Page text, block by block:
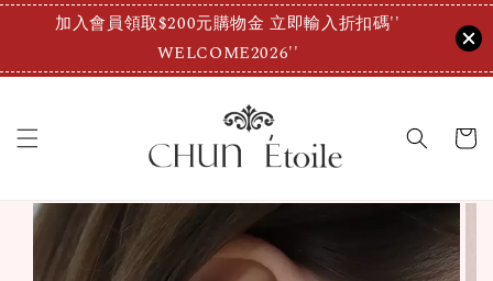
加入會員領取$200元購物金 立即輸入折扣碼''
WELCOME2026''